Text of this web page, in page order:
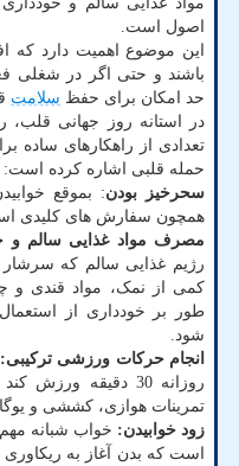
اصول است.
این موضوع اهمیت دارد که
باشند و حتی اگر در شغلی
حد امکان برای حفظ سلامت
در استانه روز جهانی قلب،
تعدادی از راهکارهای
حمله قلبی اشاره کرده است:
سحرخیز بودن: بموقع
همچون سفارش های کلیدی
مصرف مواد غذایی سالم و
رژیم غذایی سالم که سرشار
کمی از نمک، مواد قندی
طور بر خودداری از
شود.
انجام حرکات ورزشی ترکیبی:
روزانه 30 دقیقه
تمرینات هوازی، کششی و یوگا
زود خوابیدن: خواب شبانه
است که بدن آغاز به